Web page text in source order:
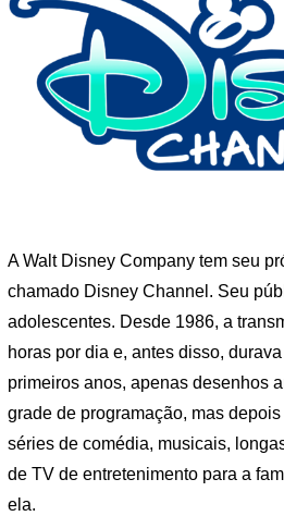
A Walt Disney Company tem seu
chamado Disney Channel. Seu
adolescentes. Desde 1986, a
horas por dia e, antes disso,
primeiros anos, apenas desenhos
grade de programação, mas
séries de comédia, musicais,
de TV de entretenimento para a
ela.